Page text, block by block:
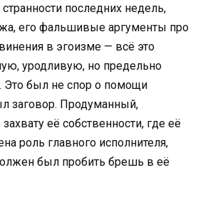
последних недель,
его фальшивые аргументы про
в эгоизме — всё это
уродливую, но предельно
Это был не спор о помощи
заговор. Продуманный,
её собственности, где её
роль главного исполнителя,
был пробить брешь в её